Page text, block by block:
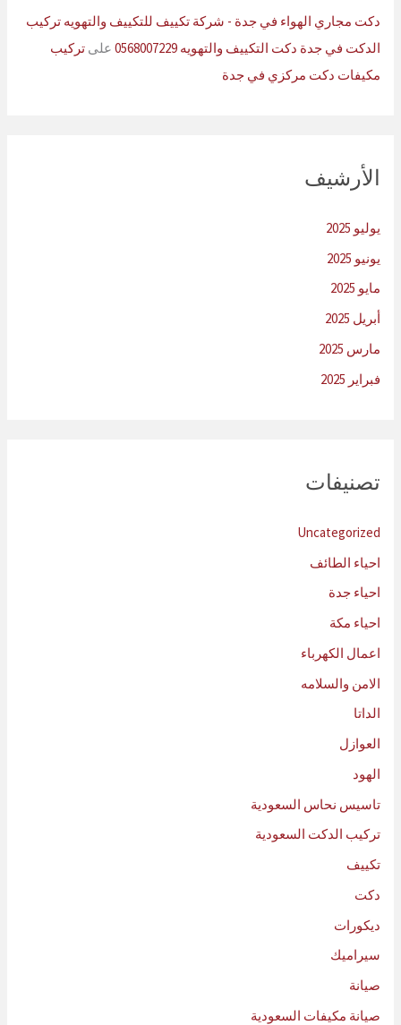
دكت مجاري الهواء في جدة - شركة تكييف للتكييف والتهويه تركيب
الدكت في جدة دكت التكييف والتهويه 0568007229
علىتركيب
مكيفات دكت مركزي في جدة
الأرشيف
يوليو 2025
يونيو 2025
مايو 2025
أبريل 2025
مارس 2025
فبراير 2025
تصنيفات
Uncategorized
احياء الطائف
احياء جدة
احياء مكة
اعمال الكهرباء
الامن والسلامه
الداتا
العوازل
الهود
تاسيس نحاس السعودية
تركيب الدكت السعودية
تكييف
دكت
ديكورات
سيراميك
صيانة
صيانة مكيفات السعودية